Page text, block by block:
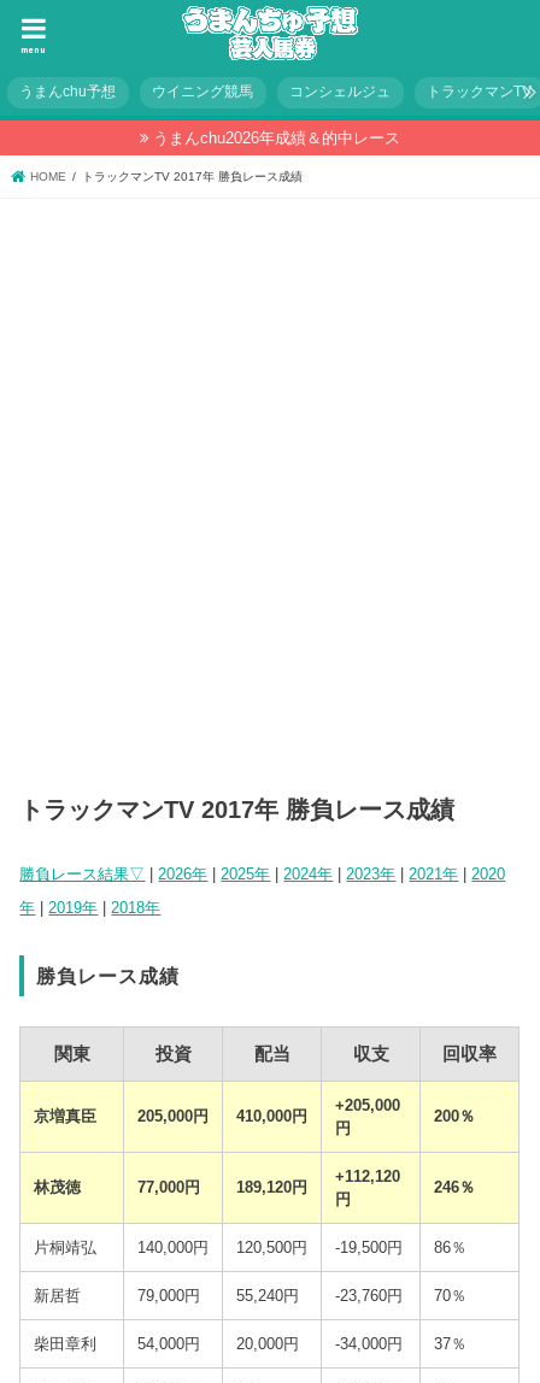
menu
うまんchu予想 ウイニング競馬 コンシェルジュ トラックマンTV
うまんchu2026年成績＆的中レース
HOME トラックマンTV 2017年 勝負レース成績
トラックマンTV 2017年 勝負レース成績
勝負レース結果▽ |2026年 |2025年 |2024年 |2023年 |2021年 |2020
年 |2019年 |2018年
勝負レース成績
関東 投資 配当 収支 回収率
京増真臣 205,000円 410,000円
+205,000
円
200％
林茂徳 77,000円 189,120円
+112,120
円
246％
片桐靖弘 140,000円 120,500円 -19,500円 86％
新居哲 79,000円 55,240円 -23,760円 70％
柴田章利 54,000円 20,000円 -34,000円 37％